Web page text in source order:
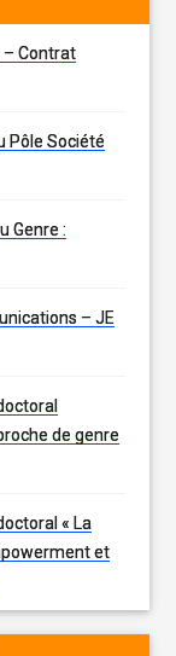
– Contrat
Pôle Société
Genre :
– JE
de genre
« La
et